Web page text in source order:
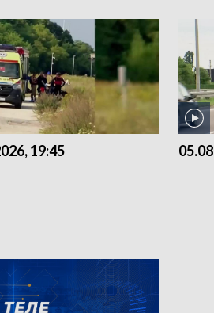
19:45